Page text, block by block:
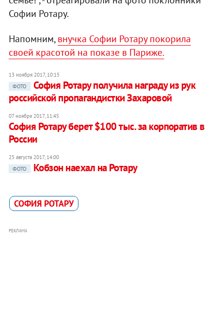
Софии Ротару.
Напомним,внучка Софии Ротару покорила
своей красотой на показе в Париже.
13 ноября 2017, 10:15
ФОТО
София Ротару получила награду из рук
российской пропагандистки Захаровой
07 ноября 2017, 11:45
София Ротару берет $100 тыс. за корпоратив в
России
25 августа 2017, 14:00
ФОТО
Кобзон наехал на Ротару
СОФИЯ РОТАРУ
РЕКЛАМА